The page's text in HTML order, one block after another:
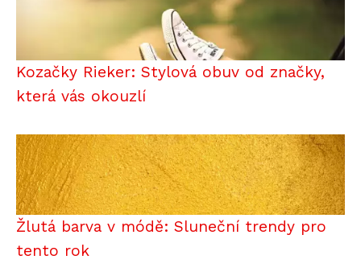
Kozačky Rieker: Stylová obuv od značky,
která vás okouzlí
Žlutá barva v módě: Sluneční trendy pro
tento rok